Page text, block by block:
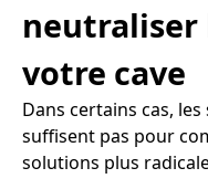
votre cave
Dans certains cas,
suffisent pas pour
solutions plus